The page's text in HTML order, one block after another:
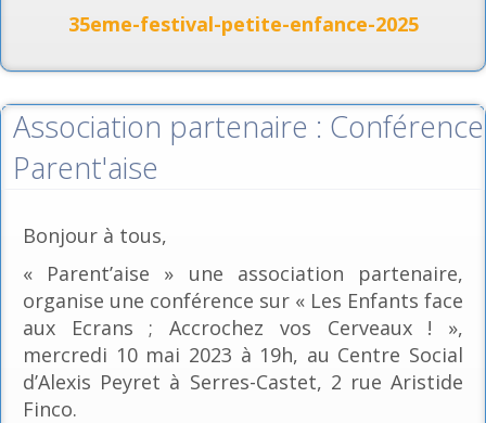
35eme-festival-petite-enfance-2025
Association partenaire : Conférence
Parent'aise
Bonjour à tous,
« Parent’aise » une association partenaire,
organise une conférence sur « Les Enfants face
aux Ecrans ; Accrochez vos Cerveaux ! »,
mercredi 10 mai 2023 à 19h, au Centre Social
d’Alexis Peyret à Serres-Castet, 2 rue Aristide
Finco.